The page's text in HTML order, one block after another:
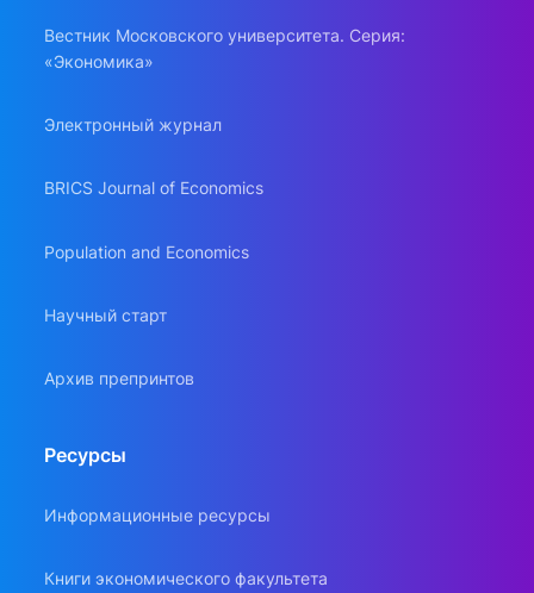
Вестник Московского университета. Серия:
«Экономика»
Электронный журнал
BRICS Journal of Economics
Population and Economics
Научный старт
Архив препринтов
Ресурсы
Информационные ресурсы
Книги экономического факультета